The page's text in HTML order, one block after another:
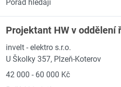
Pořád hledají
Projektant HW v oddělení
invelt - elektro s.r.o.
U Školky 357, Plzeň-Koterov
42 000 - 60 000 Kč